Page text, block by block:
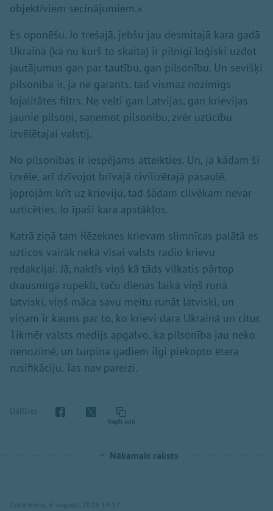
objektīviem secinājumiem.»
Es oponēšu. Jo trešajā, jebšu jau desmitajā kara gadā
Ukrainā (kā nu kurš to skaita) ir pilnīgi loģiski uzdot
jautājumus gan par tautību, gan pilsonību. Un sevišķi
pilsonība ir, ja ne garants, tad vismaz nozīmīgs
lojalitātes filtrs. Ne velti gan Latvijas, gan krievijas
jaunie pilsoņi, saņemot pilsonību, zvēr uzticību
izvēlētajai valstij.
No pilsonības ir iespējams atteikties. Un, ja kādam šī
izvēle, arī dzīvojot brīvajā civilizētajā pasaulē,
joprojām krīt uz krieviju, tad šādam cilvēkam nevar
uzticēties. Jo īpaši kara apstākļos.
Katrā ziņā tam Rēzeknes krievam slimnīcas palātā es
uzticos vairāk nekā visai valsts radio krievu
redakcijai. Jā, naktīs viņš kā tāds vilkatis pārtop
drausmīgā rupeklī, taču dienas laikā viņš runā
latviski, viņš māca savu meitu runāt latviski, un
viņam ir kauns par to, ko krievi dara Ukrainā un citur.
Tikmēr valsts medijs apgalvo, ka pilsonība jau neko
nenozīmē, un turpina gadiem ilgi piekopto ētera
rusifikāciju. Tas nav pareizi.
Dalīties
Kopēt saiti
Nākamais raksts
Ceturtdiena, 6. augusts, 2026 14:17